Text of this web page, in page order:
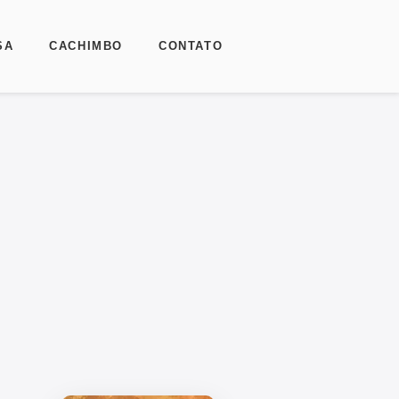
CACHIMBO CONTATO